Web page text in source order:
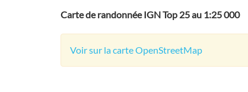
Carte de randonnée IGN Top 25 au 1:25 000
Voir sur la carte OpenStreetMap